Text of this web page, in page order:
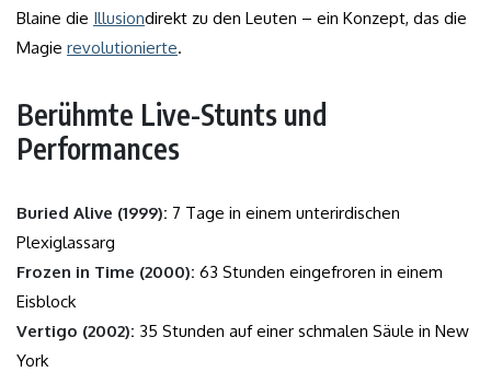
Blaine die Illusiondirekt zu den Leuten – ein Konzept, das die
Magie revolutionierte.
Berühmte Live-Stunts und
Performances
Buried Alive (1999): 7 Tage in einem unterirdischen
Plexiglassarg
Frozen in Time (2000): 63 Stunden eingefroren in einem
Eisblock
Vertigo (2002): 35 Stunden auf einer schmalen Säule in New
York